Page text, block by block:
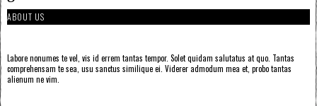
ABOUT US
Labore nonumes te vel, vis id errem tantas tempor. Solet quidam salutatus at quo. Tantas
comprehensam te sea, usu sanctus similique ei. Viderer admodum mea et, probo tantas
alienum ne vim.